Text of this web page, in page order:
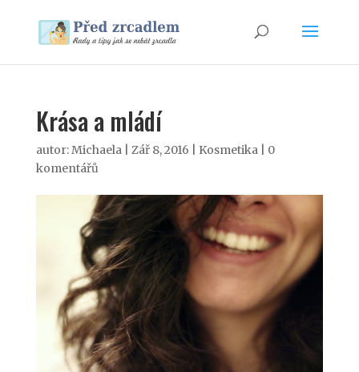
Krása a mládí
autor:Michaela| Zář 8, 2016 Kosmetika| 0
komentářů